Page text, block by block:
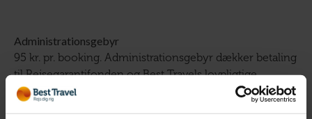
Administrationsgebyr
95 kr. pr. booking. Administrationsgebyr dækker betaling
til Rejsegarantifonden og Best Travels lovpligtige
ansvarsforsikring.